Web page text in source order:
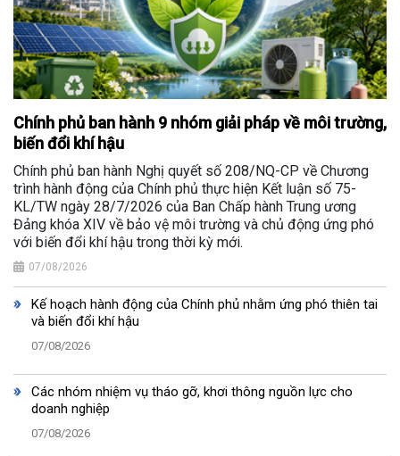
Chính phủ ban hành 9 nhóm giải pháp về môi trường,
biến đổi khí hậu
Chính phủ ban hành Nghị quyết số 208/NQ-CP về Chương
trình hành động của Chính phủ thực hiện Kết luận số 75-
KL/TW ngày 28/7/2026 của Ban Chấp hành Trung ương
Đảng khóa XIV về bảo vệ môi trường và chủ động ứng phó
với biến đổi khí hậu trong thời kỳ mới.
07/08/2026
Kế hoạch hành động của Chính phủ nhằm ứng phó thiên tai
và biến đổi khí hậu
07/08/2026
Các nhóm nhiệm vụ tháo gỡ, khơi thông nguồn lực cho
doanh nghiệp
07/08/2026